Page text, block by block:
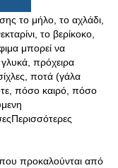
το μήλο, το αχλάδι,
το βερίκοκο,
μπορεί να
πρόχειρα
ποτά (γάλα
πόσο καιρό, πόσο
προκαλούνται από